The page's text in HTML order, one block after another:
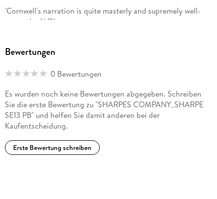
'Cornwell's narration is quite masterly and supremely well-
researched.' Observer
present. Cornwell really makes history come alive.' George R.
Bewertungen
0 Bewertungen
Es wurden noch keine Bewertungen abgegeben. Schreiben
Sie die erste Bewertung zu "SHARPES COMPANY_SHARPE
SE13 PB" und helfen Sie damit anderen bei der
Kaufentscheidung.
Erste Bewertung schreiben